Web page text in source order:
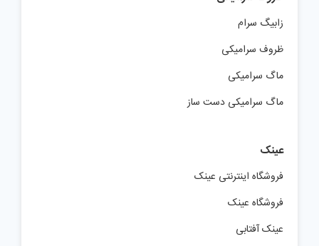
زابیگ سرام
ظروف سرامیکی
ماگ سرامیکی
ماگ سرامیکی دست ساز
عینک
فروشگاه اینترنتی عینک
فروشگاه عینک
عینک آفتابی